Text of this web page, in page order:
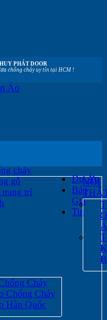
cháy
gỗ
trang trí
Dự Án
Báo
Giá
Tin
PHÁT DOOR
chống cháy uy tín tại HCM !
Áo
NỘI
Cháy
Chống Cháy
Hàn Quốc